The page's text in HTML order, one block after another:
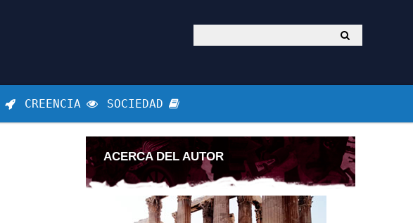
CREENCIA SOCIEDAD
ACERCA DEL AUTOR